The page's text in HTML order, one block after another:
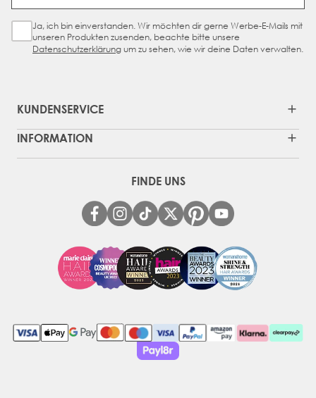
Sign Up Checkbox
Ja, ich bin einverstanden. Wir möchten dir gerne Werbe-E-Mails mit
unseren Produkten zusenden, beachte bitte unsere
Datenschutzerklärungum zu sehen, wie wir deine Daten verwalten.
KUNDENSERVICE
INFORMATION
FINDE UNS